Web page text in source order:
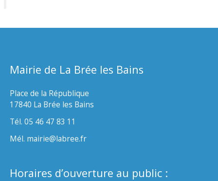
Mairie de La Brée les Bains
Place de la République
17840 La Brée les Bains
Tél. 05 46 47 83 11
Mél. mairie@labree.fr
Horaires d’ouverture au public :